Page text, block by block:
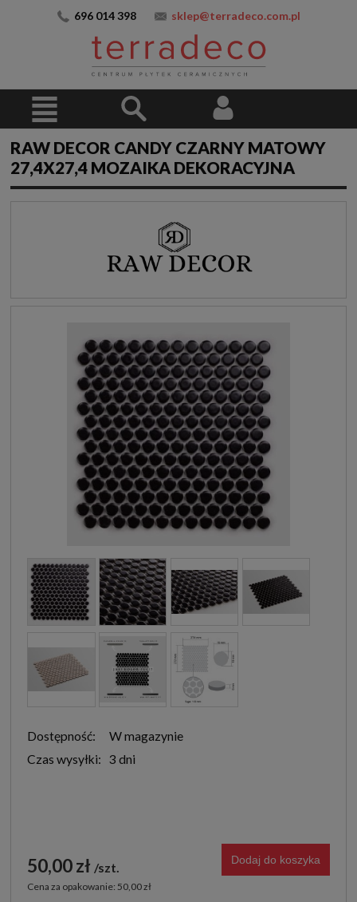
696 014 398 sklep@terradeco.com.pl
RAW DECOR CANDY CZARNY MATOWY
27,4X27,4 MOZAIKA DEKORACYJNA
Dostępność:
W magazynie
Czas wysyłki: 3 dni
50,00 zł szt.
Cena za opakowanie: 50,00 zł
Dodaj do koszyka